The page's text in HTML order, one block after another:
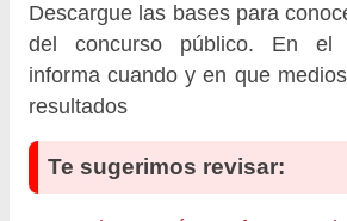
Descargue las bases para
del concurso público. En el
informa cuando y en que
resultados
Te sugerimos revisar: